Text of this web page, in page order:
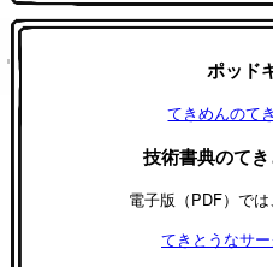
ポッド
てきめんのて
技術書典のて
電子版（PDF）で
てきとうなサ